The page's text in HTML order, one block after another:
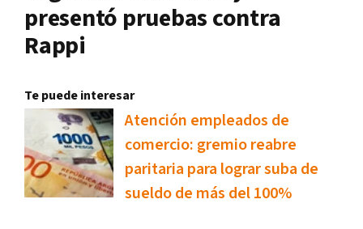
presentó pruebas contra
Rappi
Te puede interesar
Atención empleados de
comercio: gremio reabre
paritaria para lograr suba de
sueldo de más del 100%